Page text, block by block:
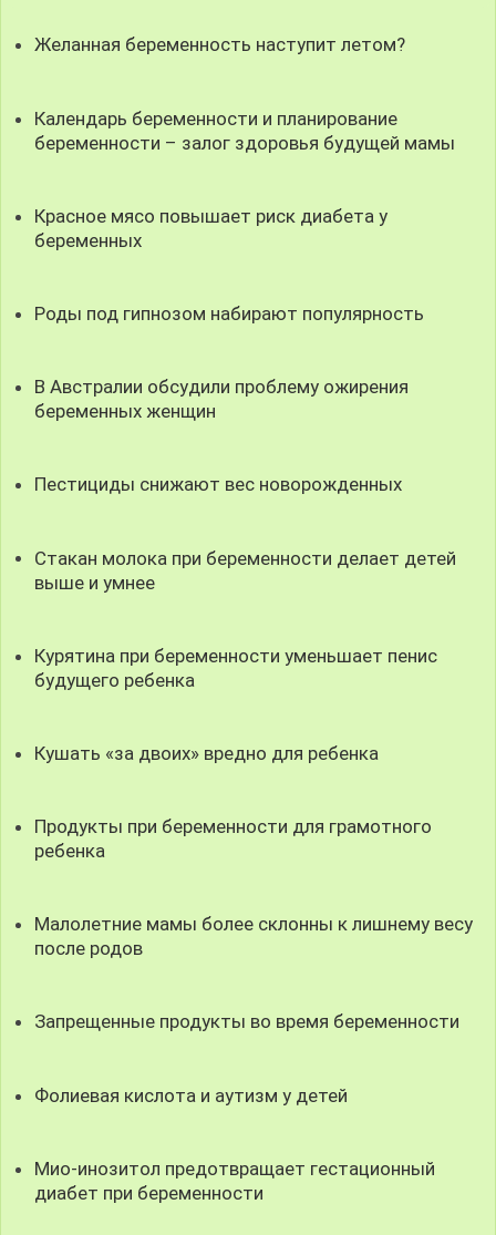
Желанная беременность наступит летом?
Календарь беременности и планирование
беременности – залог здоровья будущей мамы
Красное мясо повышает риск диабета у
беременных
Роды под гипнозом набирают популярность
В Австралии обсудили проблему ожирения
беременных женщин
Пестициды снижают вес новорожденных
Стакан молока при беременности делает детей
выше и умнее
Курятина при беременности уменьшает пенис
будущего ребенка
Кушать «за двоих» вредно для ребенка
Продукты при беременности для грамотного
ребенка
Малолетние мамы более склонны к лишнему весу
после родов
Запрещенные продукты во время беременности
Фолиевая кислота и аутизм у детей
Мио-инозитол предотвращает гестационный
диабет при беременности